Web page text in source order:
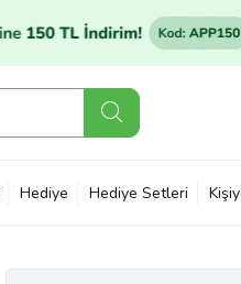
Hediye Hediye Setleri